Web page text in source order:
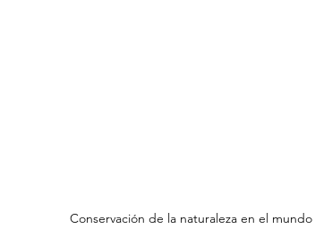
Conservación de la naturaleza en el mundo